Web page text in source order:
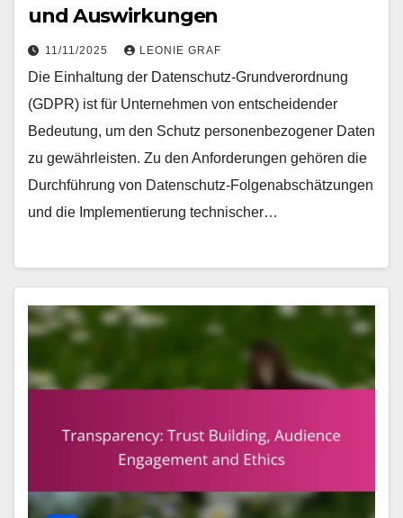
und Auswirkungen
11/11/2025 LEONIE GRAF
Die Einhaltung der Datenschutz-Grundverordnung
(GDPR) ist für Unternehmen von entscheidender
Bedeutung, um den Schutz personenbezogener Daten
zu gewährleisten. Zu den Anforderungen gehören die
Durchführung von Datenschutz-Folgenabschätzungen
und die Implementierung technischer…